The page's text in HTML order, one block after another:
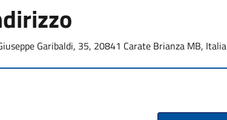
Garibaldi, 35, 20841 Carate Brianza MB, Italia